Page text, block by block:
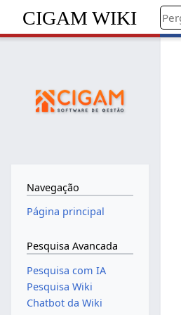
CIGAM WIKI
Navegação
Página principal
Pesquisa Avancada
Pesquisa com IA
Pesquisa Wiki
Chatbot da Wiki